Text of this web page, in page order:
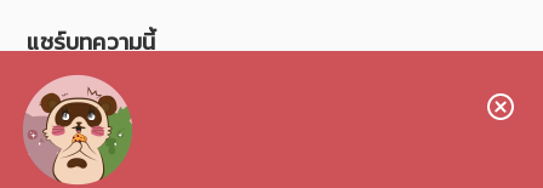
แชร์บทความนี้
Klook.com